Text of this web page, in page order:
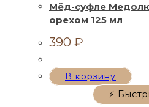
Мёд-суфле
орехом 125 мл
390 ₽
В корзину
⚡